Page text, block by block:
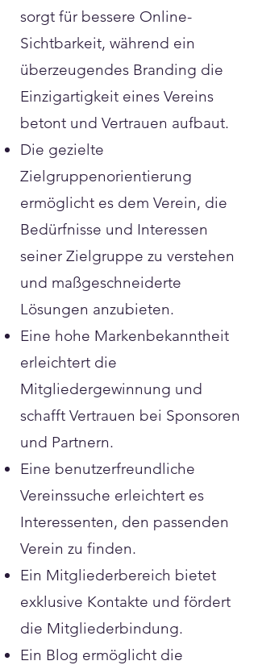
sorgt für bessere Online-
Sichtbarkeit, während ein
überzeugendes Branding die
Einzigartigkeit eines Vereins
betont und Vertrauen aufbaut.
Die gezielte
Zielgruppenorientierung
ermöglicht es dem Verein, die
Bedürfnisse und Interessen
seiner Zielgruppe zu verstehen
und maßgeschneiderte
Lösungen anzubieten.
Eine hohe Markenbekanntheit
erleichtert die
Mitgliedergewinnung und
schafft Vertrauen bei Sponsoren
und Partnern.
Eine benutzerfreundliche
Vereinssuche erleichtert es
Interessenten, den passenden
Verein zu finden.
Ein Mitgliederbereich bietet
exklusive Kontakte und fördert
die Mitgliederbindung.
Ein Blog ermöglicht die